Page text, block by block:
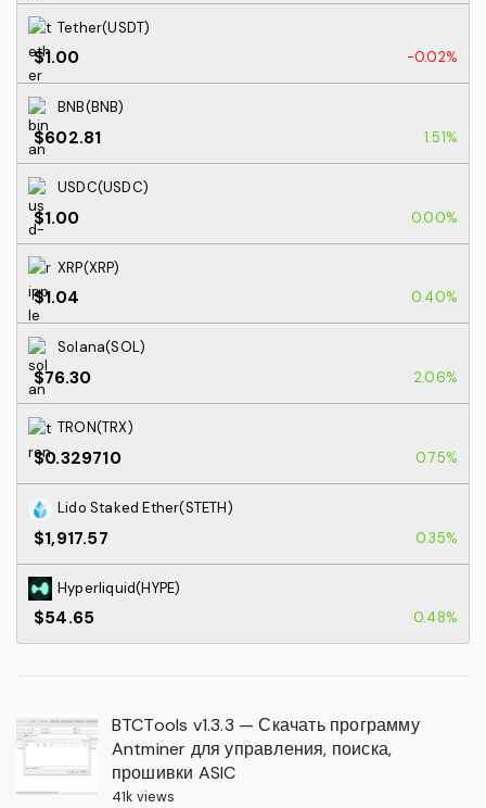
Tether(USDT)
$1.00 -0.02%
BNB(BNB)
$602.81 1.51%
USDC(USDC)
$1.00 0.00%
XRP(XRP)
$1.04 0.40%
Solana(SOL)
$76.30 2.06%
TRON(TRX)
$0.329710 0.75%
Lido Staked Ether(STETH)
$1,917.57 0.35%
Hyperliquid(HYPE)
$54.65 0.48%
BTCTools v1.3.3 — Скачать программу
Antminer для управления, поиска,
прошивки ASIC
41k views